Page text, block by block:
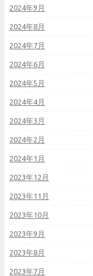
2024年9月
2024年8月
2024年7月
2024年6月
2024年5月
2024年4月
2024年3月
2024年2月
2024年1月
2023年12月
2023年11月
2023年10月
2023年9月
2023年8月
2023年7月